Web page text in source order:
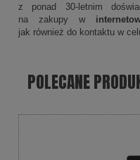
z ponad 30-letnim
na zakupy w
jak również do kontaktu w
POLECANE